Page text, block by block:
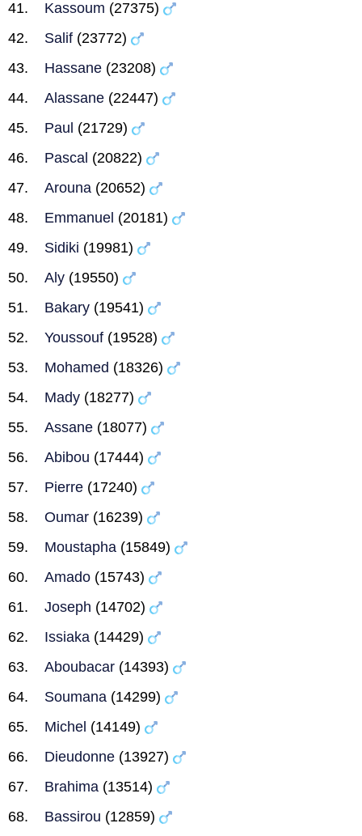
Kassoum (27375)
Salif (23772)
Hassane (23208)
Alassane (22447)
Paul (21729)
Pascal (20822)
Arouna (20652)
Emmanuel (20181)
Sidiki (19981)
Aly (19550)
Bakary (19541)
Youssouf (19528)
Mohamed (18326)
Mady (18277)
Assane (18077)
Abibou (17444)
Pierre (17240)
Oumar (16239)
Moustapha (15849)
Amado (15743)
Joseph (14702)
Issiaka (14429)
Aboubacar (14393)
Soumana (14299)
Michel (14149)
Dieudonne (13927)
Brahima (13514)
Bassirou (12859)